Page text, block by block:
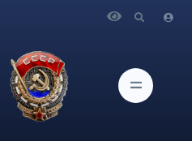
и народов мира «Глобал